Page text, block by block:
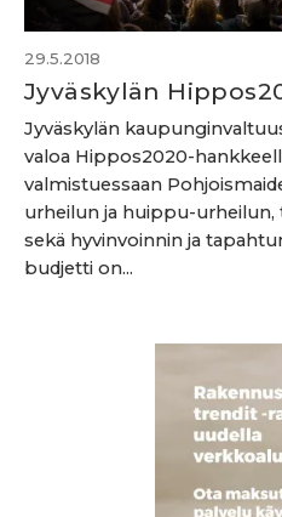
29.5.2018
Jyväskylän
Jyväskylän
valoa Hippos2020-
valmistuessaan
urheilun ja huippu-urheilun,
sekä hyvinvoinnin ja
budjetti on...